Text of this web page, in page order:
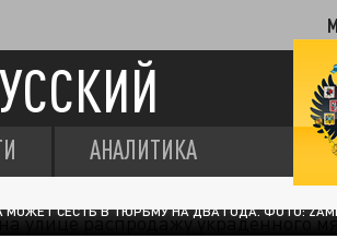
АНАЛИТИКА
СЕСТЬ В ТЮРЬМУ НА ДВА ГОДА. ФОТО: ZAMIR